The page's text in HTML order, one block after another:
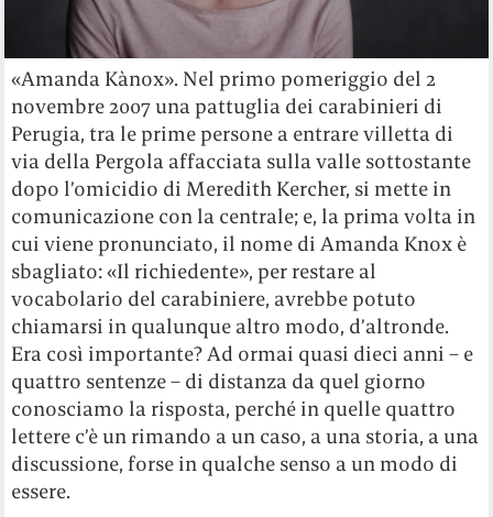
«Amanda Kànox». Nel primo pomeriggio del 2
novembre 2007 una pattuglia dei carabinieri di
Perugia, tra le prime persone a entrare villetta di
via della Pergola affacciata sulla valle sottostante
dopo l’omicidio di Meredith Kercher, si mette in
comunicazione con la centrale; e, la prima volta in
cui viene pronunciato, il nome di Amanda Knox è
sbagliato: «Il richiedente», per restare al
vocabolario del carabiniere, avrebbe potuto
chiamarsi in qualunque altro modo, d’altronde.
Era così importante? Ad ormai quasi dieci anni – e
quattro sentenze – di distanza da quel giorno
conosciamo la risposta, perché in quelle quattro
lettere c’è un rimando a un caso, a una storia, a una
discussione, forse in qualche senso a un modo di
essere.